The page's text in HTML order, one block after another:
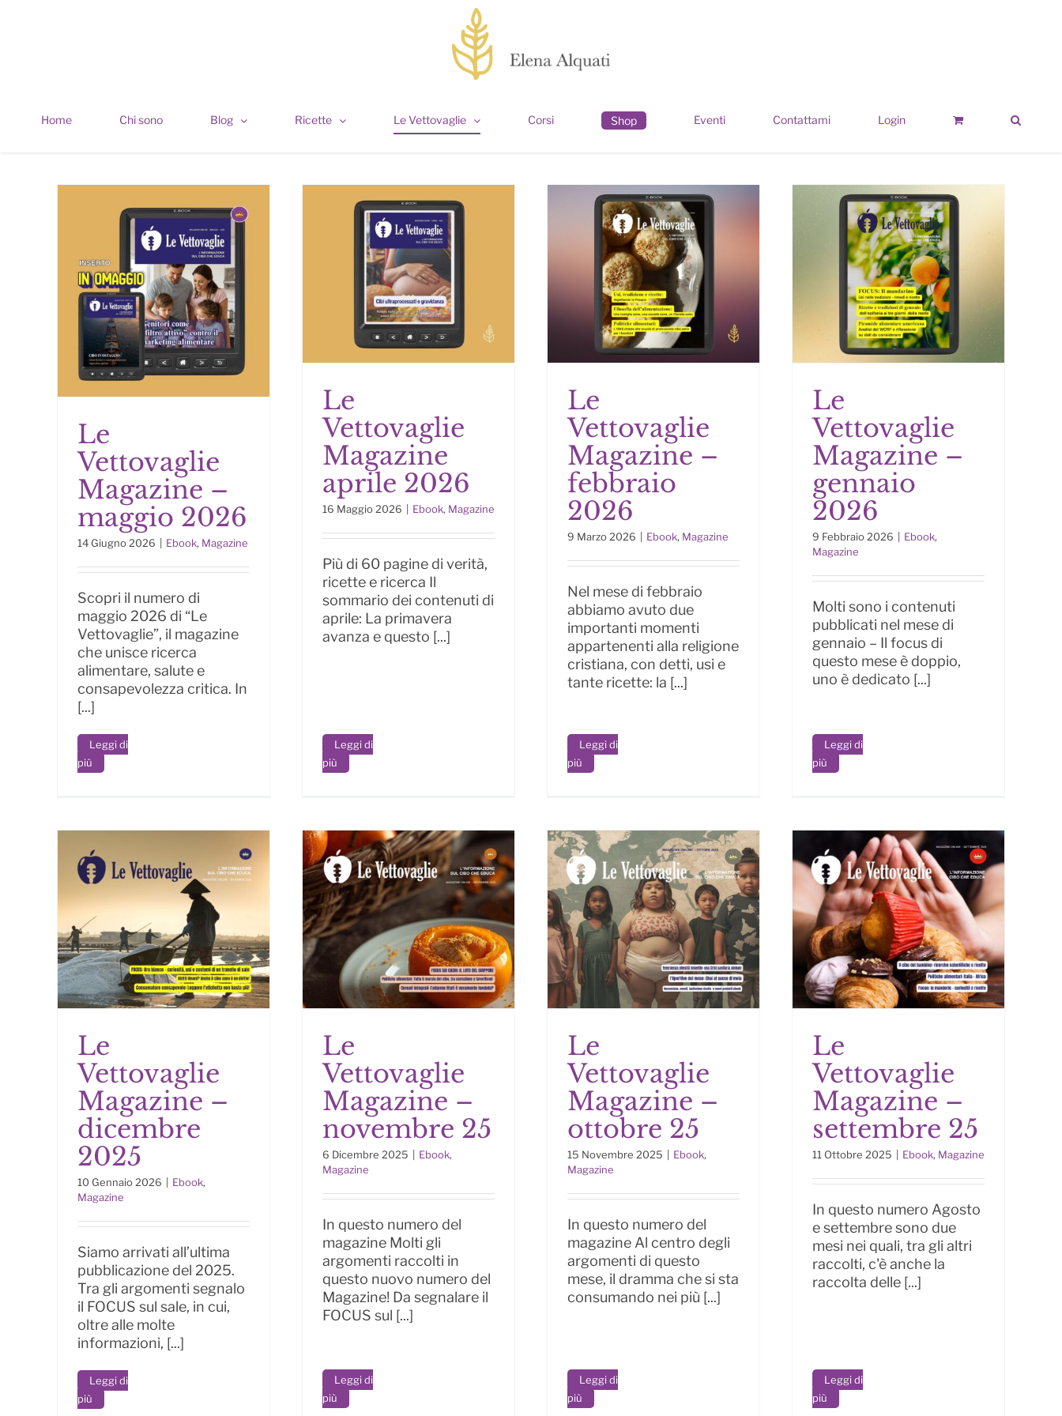
Home Chi sono Blog Ricette Le Vettovaglie Corsi Shop Eventi Contattami Login
Le Vettovaglie
Magazine – maggio
2026
Le
Vettovaglie
Magazine –
maggio 2026
14 Giugno 2026 Ebook, Magazine
Scopri il numero di
maggio 2026 di “Le
Vettovaglie”, il magazine
che unisce ricerca
alimentare, salute e
consapevolezza critica. In
[...]
Leggi di
più
Le Vettovaglie
Magazine aprile 2026
Le
Vettovaglie
Magazine
aprile 2026
16 Maggio 2026 | Ebook, Magazine
Più di 60 pagine di verità,
ricette e ricerca Il
sommario dei contenuti di
aprile: La primavera
avanza e questo [...]
Leggi di
più
Le Vettovaglie
Magazine – febbraio
2026
Le
Vettovaglie
Magazine –
febbraio
2026
9 Marzo 2026 | Ebook, Magazine
Nel mese di febbraio
abbiamo avuto due
importanti momenti
appartenenti alla religione
cristiana, con detti, usi e
tante ricette: la [...]
Leggi di
più
Le Vettovaglie
Magazine – gennaio
2026
Le
Vettovaglie
Magazine –
gennaio
2026
9 Febbraio 2026 | Ebook,
Magazine
Molti sono i contenuti
pubblicati nel mese di
gennaio – Il focus di
questo mese è doppio,
uno è dedicato [...]
Leggi di
più
Le Vettovaglie
Magazine – dicembre
2025
Le
Vettovaglie
Magazine –
dicembre
2025
10 Gennaio 2026 | Ebook,
Magazine
Siamo arrivati all’ultima
pubblicazione del 2025.
Tra gli argomenti segnalo
il FOCUS sul sale, in cui,
oltre alle molte
informazioni, [...]
Leggi di
più
Le Vettovaglie
Magazine – novembre
25
Le
Vettovaglie
Magazine –
novembre 25
6 Dicembre 2025 | Ebook,
Magazine
In questo numero del
magazine Molti gli
argomenti raccolti in
questo nuovo numero del
Magazine! Da segnalare il
FOCUS sul [...]
Leggi di
più
Le Vettovaglie
Magazine – ottobre 25
Le
Vettovaglie
Magazine –
ottobre 25
15 Novembre 2025 | Ebook,
Magazine
In questo numero del
magazine Al centro degli
argomenti di questo
mese, il dramma che si sta
consumando nei più [...]
Leggi di
più
Le Vettovaglie
Magazine – settembre
25
Le
Vettovaglie
Magazine –
settembre 25
11 Ottobre 2025 | Ebook, Magazine
In questo numero Agosto
e settembre sono due
mesi nei quali, tra gli altri
raccolti, c'è anche la
raccolta delle [...]
Leggi di
più